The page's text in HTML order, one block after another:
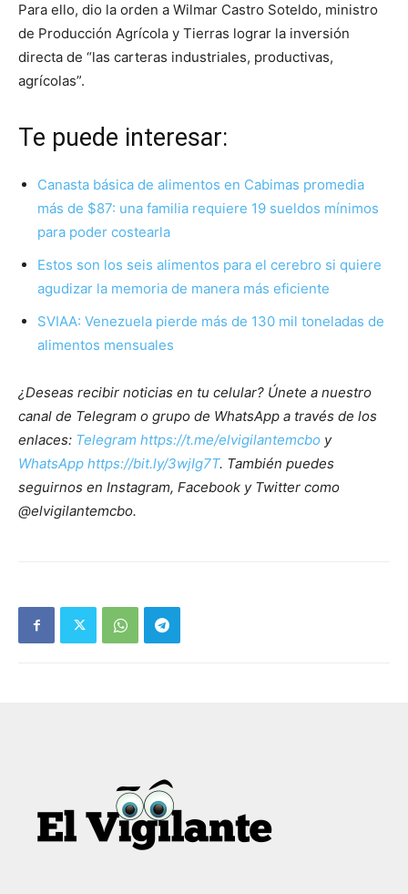
Para ello, dio la orden a Wilmar Castro Soteldo, ministro
de Producción Agrícola y Tierras lograr la inversión
directa de “las carteras industriales, productivas,
agrícolas”.
Te puede interesar:
Canasta básica de alimentos en Cabimas promedia
más de $87: una familia requiere 19 sueldos mínimos
para poder costearla
Estos son los seis alimentos para el cerebro si quiere
agudizar la memoria de manera más eficiente
SVIAA: Venezuela pierde más de 130 mil toneladas de
alimentos mensuales
¿Deseas recibir noticias en tu celular? Únete a nuestro
canal de Telegram o grupo de WhatsApp a través de los
enlaces: Telegram https://t.me/elvigilantemcbo y
WhatsApp https://bit.ly/3wjIg7T. También puedes
seguirnos en Instagram, Facebook y Twitter como
@elvigilantemcbo.